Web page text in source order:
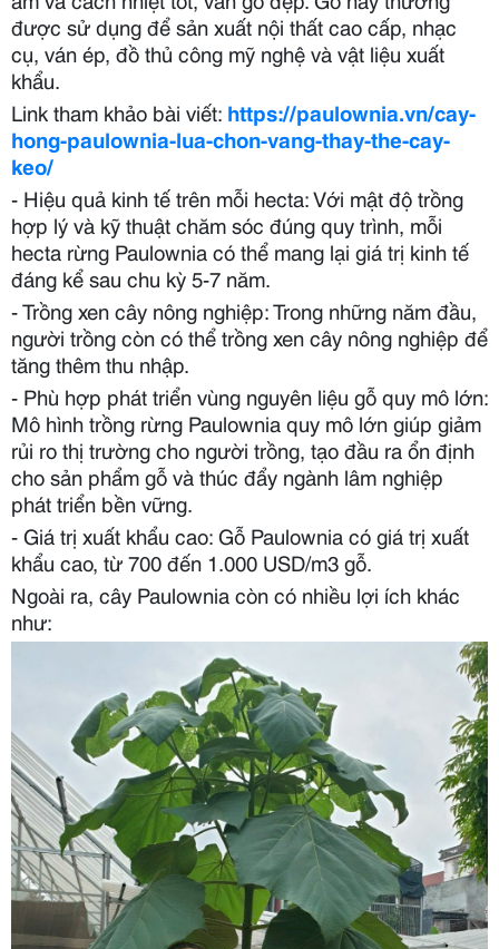
được sử dụng để sản xuất nội thất cao cấp, nhạc
cụ, ván ép, đồ thủ công mỹ nghệ và vật liệu xuất
khẩu.
Link tham khảo bài viết: https://paulownia.vn/cay-
hong-paulownia-lua-chon-vang-thay-the-cay-
keo/
- Hiệu quả kinh tế trên mỗi hecta: Với mật độ trồng
hợp lý và kỹ thuật chăm sóc đúng quy trình, mỗi
hecta rừng Paulownia có thể mang lại giá trị kinh tế
đáng kể sau chu kỳ 5-7 năm.
- Trồng xen cây nông nghiệp: Trong những năm đầu,
người trồng còn có thể trồng xen cây nông nghiệp để
tăng thêm thu nhập.
- Phù hợp phát triển vùng nguyên liệu gỗ quy mô lớn:
Mô hình trồng rừng Paulownia quy mô lớn giúp giảm
rủi ro thị trường cho người trồng, tạo đầu ra ổn định
cho sản phẩm gỗ và thúc đẩy ngành lâm nghiệp
phát triển bền vững.
- Giá trị xuất khẩu cao: Gỗ Paulownia có giá trị xuất
khẩu cao, từ 700 đến 1.000 USD/m3 gỗ.
Ngoài ra, cây Paulownia còn có nhiều lợi ích khác
như: